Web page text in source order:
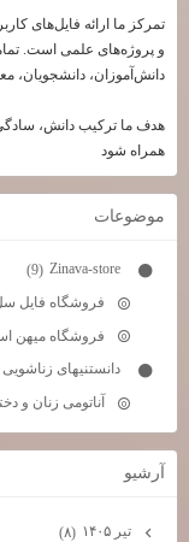
تمرکز ما ارائه فایل‌های
و پروژه‌های علمی است.
دانش‌آموزان، دانشجویان،
هدف ما ترکیب دانش،
همراه شود
موضوعات
(9)
فروشگاه فایل
فروشگاه میهن
دانستنیهای زناشویی
آناتومی زنان و
آرشيو
تیر ۱۴۰۵ (۸)